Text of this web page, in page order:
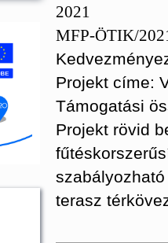
2021
MFP-ÖTIK/
Projekt címe:
Támogatási
Projekt rövid
terasz